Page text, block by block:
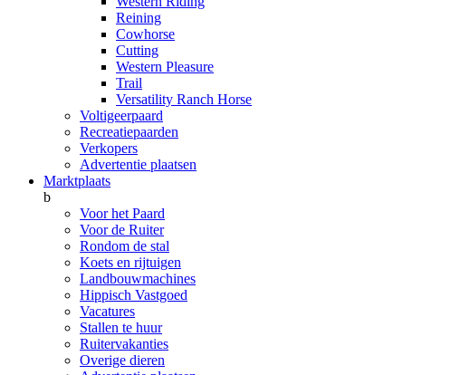
Reining
Cowhorse
Cutting
Western Pleasure
Trail
Versatility Ranch Horse
Voltigeerpaard
Recreatiepaarden
Verkopers
Advertentie plaatsen
Marktplaats
b
Voor het Paard
Voor de Ruiter
Rondom de stal
Koets en rijtuigen
Landbouwmachines
Hippisch Vastgoed
Vacatures
Stallen te huur
Ruitervakanties
Overige dieren